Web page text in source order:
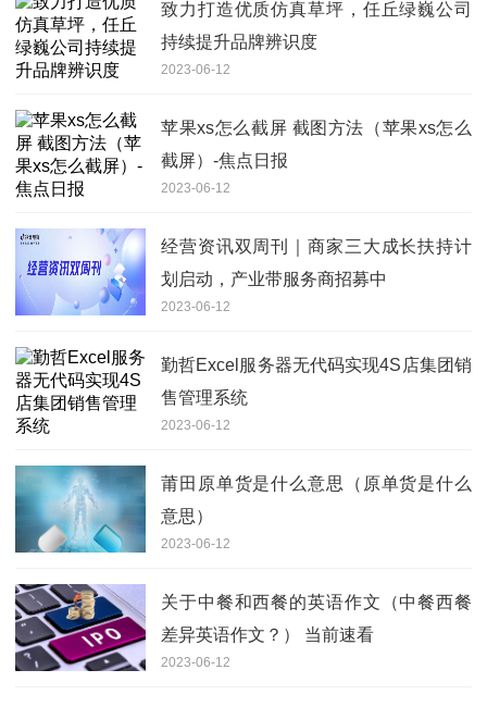
致力打造优质仿真草坪，任丘绿巍公司
持续提升品牌辨识度
2023-06-12
苹果xs怎么截屏 截图方法（苹果xs怎么
截屏）-焦点日报
2023-06-12
经营资讯双周刊｜商家三大成长扶持计
划启动，产业带服务商招募中
2023-06-12
勤哲Excel服务器无代码实现4S店集团销
售管理系统
2023-06-12
莆田原单货是什么意思（原单货是什么
意思）
2023-06-12
关于中餐和西餐的英语作文（中餐西餐
差异英语作文？） 当前速看
2023-06-12